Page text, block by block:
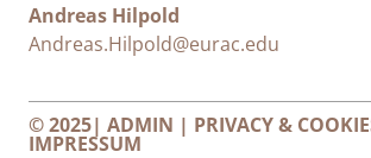
Andreas Hilpold
Andreas.Hilpold@eurac.edu
© 2025| ADMIN | PRIVACY &
IMPRESSUM